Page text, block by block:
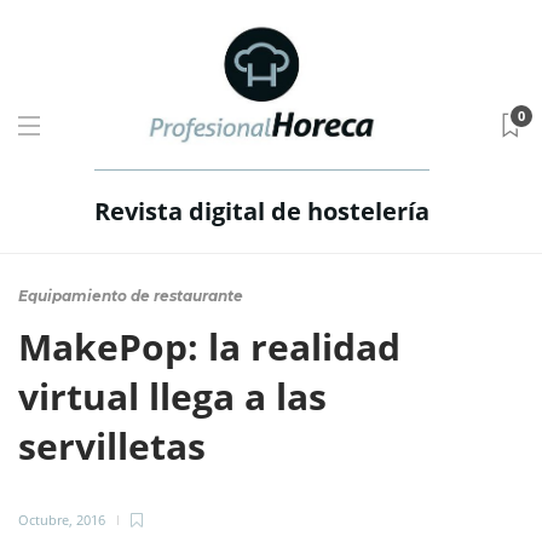
Revista digital de hostelería
0
Equipamiento de restaurante
MakePop: la realidad
virtual llega a las
servilletas
Octubre, 2016